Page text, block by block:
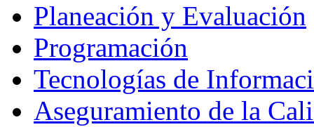
Planeación y Evaluación
Programación
Tecnologías de
Aseguramiento de la